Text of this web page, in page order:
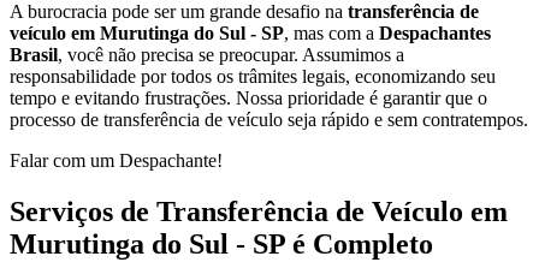
A burocracia pode ser um grande desafio na transferência de
veículo em Murutinga do Sul - SP, mas com a Despachantes
Brasil, você não precisa se preocupar. Assumimos a
responsabilidade por todos os trâmites legais, economizando seu
tempo e evitando frustrações. Nossa prioridade é garantir que o
processo de transferência de veículo seja rápido e sem contratempos.
Falar com um Despachante!
Serviços de Transferência de Veículo em
Murutinga do Sul - SP é Completo